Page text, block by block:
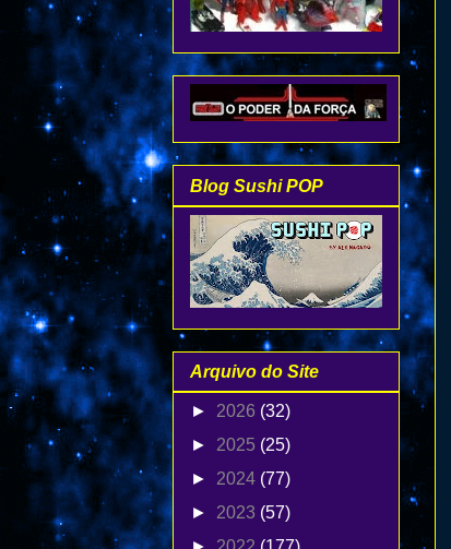
Blog Sushi POP
Arquivo do Site
► 2026 (32)
► 2025 (25)
► 2024 (77)
► 2023 (57)